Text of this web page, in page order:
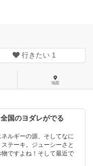
行きたい 1
地図
国のヨダレがでる
ルギーの源、そしてなに
テーキ。ジューシーさと
ですよね！そして最近で